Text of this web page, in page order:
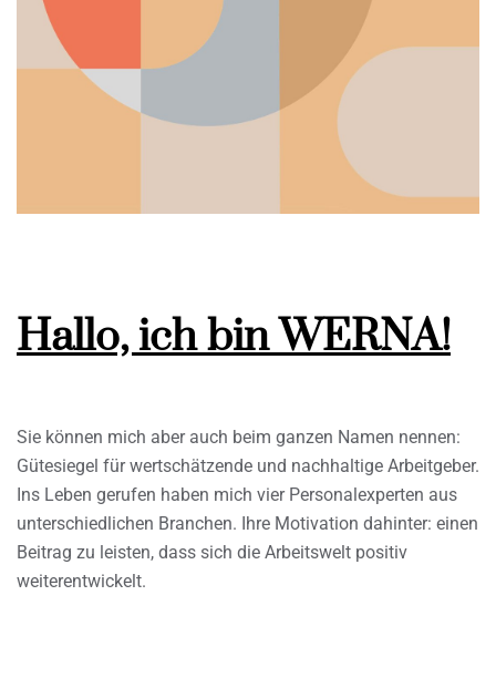
Hallo, ich bin WERNA!
Sie können mich aber auch beim ganzen Namen nennen:
Gütesiegel für wertschätzende und nachhaltige Arbeitgeber.
Ins Leben gerufen haben mich vier Personalexperten aus
unterschiedlichen Branchen. Ihre Motivation dahinter: einen
Beitrag zu leisten, dass sich die Arbeitswelt positiv
weiterentwickelt.